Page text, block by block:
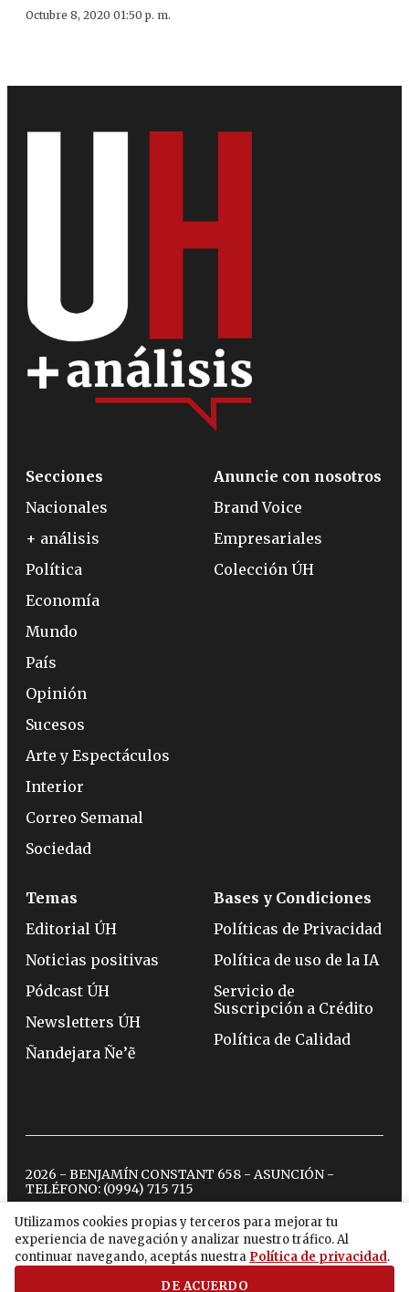
Octubre 8, 2020 01:50 p. m.
Utilizamos cookies propias y terceros para mejorar tu
experiencia de navegación y analizar nuestro tráfico. Al
continuar navegando, aceptás nuestra Política de privacidad.
DE ACUERDO
Secciones
Nacionales
+ análisis
Política
Economía
Mundo
País
Opinión
Sucesos
Arte y Espectáculos
Interior
Correo Semanal
Sociedad
Anuncie con nosotros
Brand Voice
Empresariales
Colección ÚH
Temas
Editorial ÚH
Noticias positivas
Pódcast ÚH
Newsletters ÚH
Ñandejara Ñe’ẽ
Bases y Condiciones
Políticas de Privacidad
Política de uso de la IA
Servicio de
Suscripción a Crédito
Política de Calidad
2026 - BENJAMÍN CONSTANT 658 - ASUNCIÓN -
TELÉFONO: (0994) 715 715
twitterinstagram
facebook
tiktokyoutubespotify